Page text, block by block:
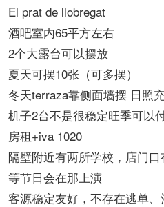
El prat de llobregat
酒吧室内65平方左右
2个大露台可以摆放
夏天可摆10张（可多摆）
冬天terraza靠侧面墙摆 日照
机子2台不是很稳定旺季可以
房租+iva 1020
隔壁附近有两所学校，店门
等节日会在那上演
客源稳定友好，不存在逃单